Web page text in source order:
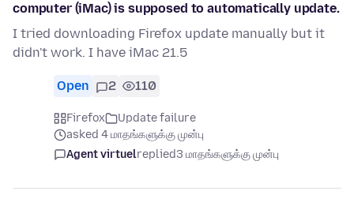
computer (iMac) is supposed to automatically update.
I tried downloading Firefox update manually but it
didn't work. I have iMac 21.5
Open 2 110
Firefox
Update failure
asked 4 மாதங்களுக்கு முன்பு
Agent virtuelreplied3 மாதங்களுக்கு முன்பு